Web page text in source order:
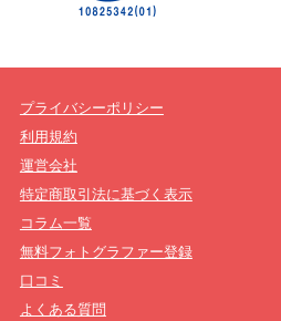
プライバシーポリシー
利用規約
運営会社
特定商取引法に基づく表示
コラム一覧
無料フォトグラファー登録
口コミ
よくある質問